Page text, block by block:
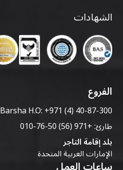
الشهادات
الفروع
Barsha H.O:+971 (4) 40-87-300
طارئ:+971 (56) 50-76-010
بلد إقامة التاجر
الإمارات العربية المتحدة